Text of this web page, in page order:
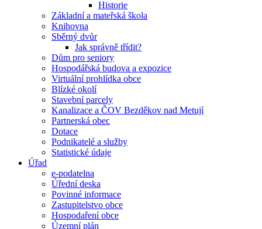
Historie
Základní a mateřská škola
Knihovna
Sběrný dvůr
Jak správně třídit?
Dům pro seniory
Hospodářská budova a expozice
Virtuální prohlídka obce
Blízké okolí
Stavební parcely
Kanalizace a ČOV Bezděkov nad Metují
Partnerská obec
Dotace
Podnikatelé a služby
Statistické údaje
Úřad
e-podatelna
Úřední deska
Povinné informace
Zastupitelstvo obce
Hospodaření obce
Územní plán